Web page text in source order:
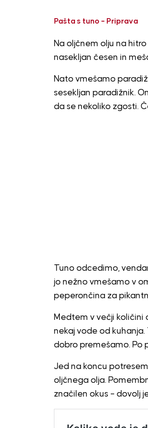
Pašta s tuno – Priprava
Na oljčnem olju na
nasekljan česen in
Nato vmešamo
sesekljan paradižnik.
da se nekoliko zgosti.
Tuno odcedimo,
jo nežno vmešamo v
peperončina za
Medtem v večji količini
nekaj vode od
dobro premešamo. Po
Jed na koncu
oljčnega olja.
značilen okus – dovolj